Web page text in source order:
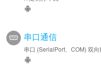
串口通信
串口 (SerialPort、COM) 双